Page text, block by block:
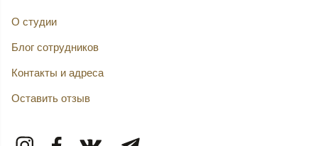
О студии
Блог сотрудников
Контакты и адреса
Оставить отзыв